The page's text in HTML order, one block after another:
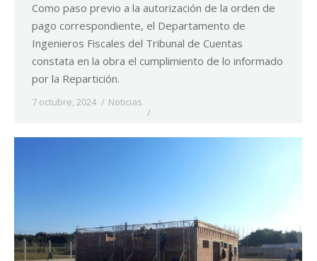
Como paso previo a la autorización de la orden de
pago correspondiente, el Departamento de
Ingenieros Fiscales del Tribunal de Cuentas
constata en la obra el cumplimiento de lo informado
por la Repartición.
7 octubre, 2024 Noticias